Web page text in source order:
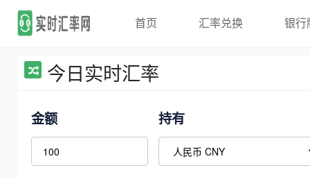
首页 汇率兑换 银行
今日实时汇率
金额 持有